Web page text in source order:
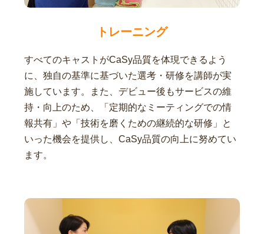
トレーニング
すべてのキャストがCaSy品質を体現できるよう
に、独自の基準に基づいた選考・研修を講師が実
施しています。また、デビュー後もサービスの維
持・向上のため、「定期的なミーティングでの情
報共有」や「技術を磨くための継続的な研修」と
いった機会を提供し、CaSy品質の向上に努めてい
ます。